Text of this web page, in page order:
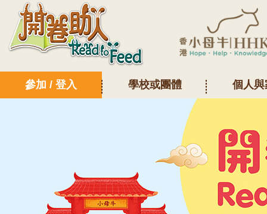
參加 / 登入 學校或團體 個人